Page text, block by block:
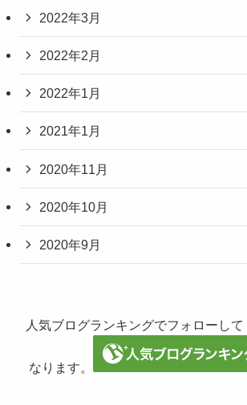
2022年3月
2022年2月
2022年1月
2021年1月
2020年11月
2020年10月
2020年9月
人気ブログランキングでフォローし
なります。